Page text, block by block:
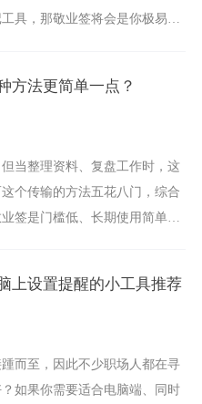
具，那敬业签将会是你极易上
方法更简单一点？
当整理资料、复盘工作时，这
个传输的方法五花八门，综合
签是门槛低、长期使用简单的
上设置提醒的小工具推荐
而至，因此不少职场人都在寻
如果你需要适合电脑端、同时